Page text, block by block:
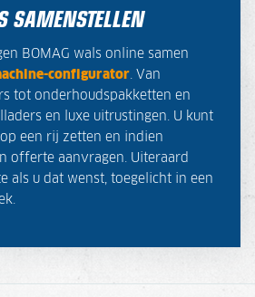
SAMENSTELLEN
BOMAG wals online samen
configurator. Van
tot onderhoudspakketten en
en luxe uitrustingen. U kunt
een rij zetten en indien
offerte aanvragen. Uiteraard
als u dat wenst, toegelicht in een